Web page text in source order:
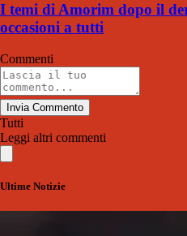
I temi di Amorim dopo il
occasioni a tutti
Commenti
Invia Commento
Tutti
Leggi altri commenti
Ultime Notizie